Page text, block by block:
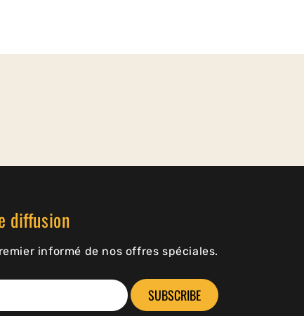
diffusion
informé de nos offres spéciales.
SUBSCRIBE